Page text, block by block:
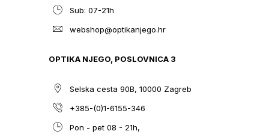
Sub: 07-21h
webshop@optikanjego.hr
OPTIKA NJEGO, POSLOVNICA 3
Selska cesta 90B, 10000 Zagreb
+385-(0)1-6155-346
Pon - pet 08 - 21h,